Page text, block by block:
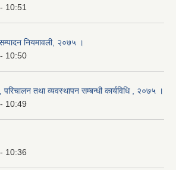
10:51
नियमावली, २०७५ ।
10:50
परिचालन तथा व्यवस्थापन सम्बन्धी कार्यविधि , २०७५ ।
10:49
10:36